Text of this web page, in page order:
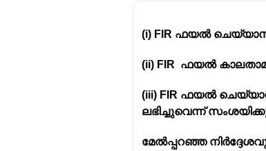
(i) FIR ഫയൽ
(ii) FIR ഫയൽ
(iii) FIR ഫയൽ
ലഭിച്ചുവെന്ന്
മേൽപ്പറഞ്ഞ